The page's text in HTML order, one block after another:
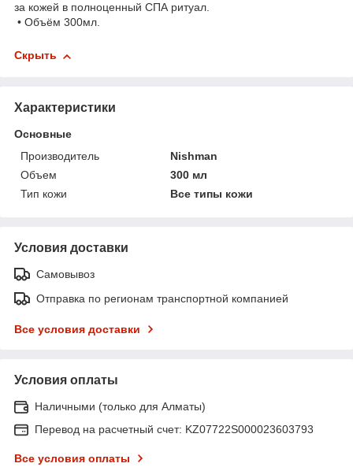
за кожей в полноценный СПА ритуал.
• Объём 300мл.
Скрыть
Характеристики
Основные
Производитель
Nishman
Объем
300 мл
Тип кожи
Все типы кожи
Условия доставки
Самовывоз
Отправка по регионам транспортной компанией
Все условия доставки
Условия оплаты
Наличными (только для Алматы)
Перевод на расчетный счет: KZ07722S000023603793
Все условия оплаты